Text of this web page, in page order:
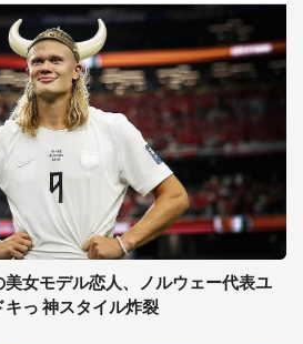
女モデル恋人、ノルウェー代表ユ
っ 神スタイル炸裂